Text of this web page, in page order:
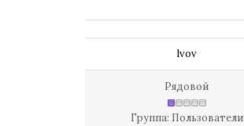
lvov
Рядовой
Группа: Пользователи